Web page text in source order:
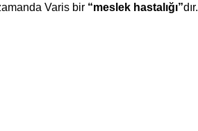
Varis bir “meslek hastalığı”dır.